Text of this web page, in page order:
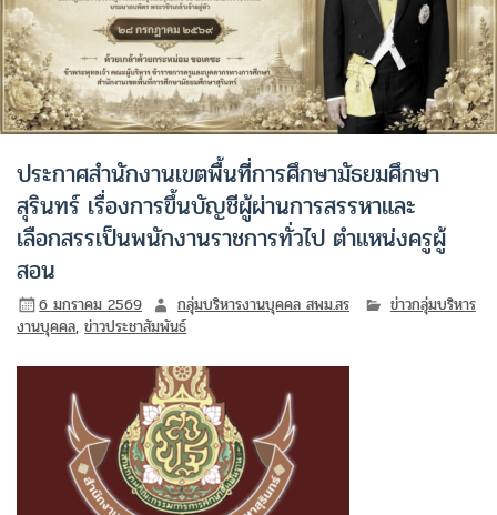
ประกาศสำนักงานเขตพื้นที่การศึกษามัธยมศึกษา
สุรินทร์ เรื่องการขึ้นบัญชีผู้ผ่านการสรรหาและ
เลือกสรรเป็นพนักงานราชการทั่วไป ตำแหน่งครูผู้
สอน
6 มกราคม 2569 กลุ่มบริหารงานบุคคล สพม.สร
ข่าวกลุ่มบริหาร
งานบุคคล,ข่าวประชาสัมพันธ์